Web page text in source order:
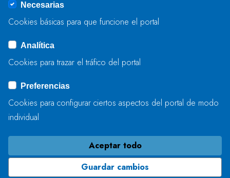
Se produjo un error al cargar el campo
ENVIAR
Necesarias
Cookies básicas para que funcione el portal
Analítica
Cookies para trazar el tráfico del portal
Preferencias
Cookies para configurar ciertos aspectos del portal de modo
individual
Aceptar todo
Guardar cambios